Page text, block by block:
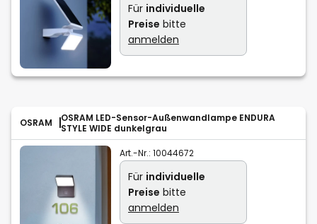
Für individuelle
Preise bitte
anmelden
OSRAM
OSRAM LED-Sensor-Außenwandlampe ENDURA
STYLE WIDE dunkelgrau
Art.-Nr.: 10044672
Für individuelle
Preise bitte
anmelden